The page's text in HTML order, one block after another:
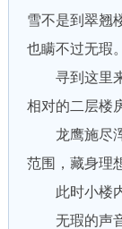
雪不是到翠翘
也瞒不过无瑕。
寻到这里来
相对的二层楼
龙鹰施尽浑
范围，藏身理
此时小楼内
无瑕的声音